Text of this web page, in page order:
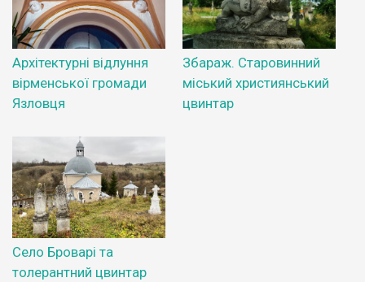
Архітектурні відлуння
вірменської громади
Язловця
Збараж. Старовинний
міський християнський
цвинтар
Село Броварі та
толерантний цвинтар